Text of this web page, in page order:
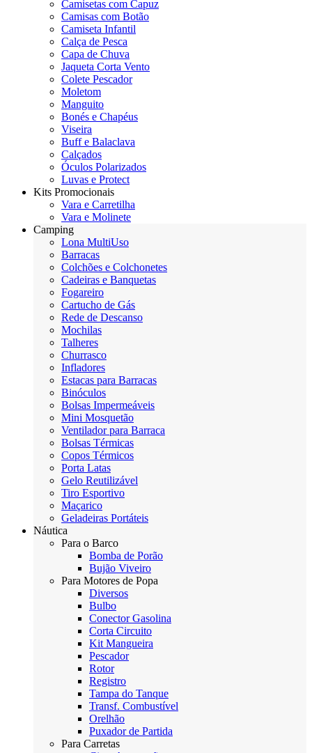
Camisetas com Capuz
Camisas com Botão
Camiseta Infantil
Calça de Pesca
Capa de Chuva
Jaqueta Corta Vento
Colete Pescador
Moletom
Manguito
Bonés e Chapéus
Viseira
Buff e Balaclava
Calçados
Óculos Polarizados
Luvas e Protect
Kits Promocionais
Vara e Carretilha
Vara e Molinete
Camping
Lona MultiUso
Barracas
Colchões e Colchonetes
Cadeiras e Banquetas
Fogareiro
Cartucho de Gás
Rede de Descanso
Mochilas
Talheres
Churrasco
Infladores
Estacas para Barracas
Binóculos
Bolsas Impermeáveis
Mini Mosquetão
Ventilador para Barraca
Bolsas Térmicas
Copos Térmicos
Porta Latas
Gelo Reutilizável
Tiro Esportivo
Maçarico
Geladeiras Portáteis
Náutica
Para o Barco
Bomba de Porão
Bujão Viveiro
Para Motores de Popa
Diversos
Bulbo
Conector Gasolina
Corta Circuito
Kit Mangueira
Pescador
Rotor
Registro
Tampa do Tanque
Transf. Combustível
Orelhão
Puxador de Partida
Para Carretas